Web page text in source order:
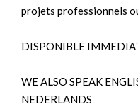
projets professionnels
DISPONIBLE
WE ALSO SPEAK
NEDERLANDS